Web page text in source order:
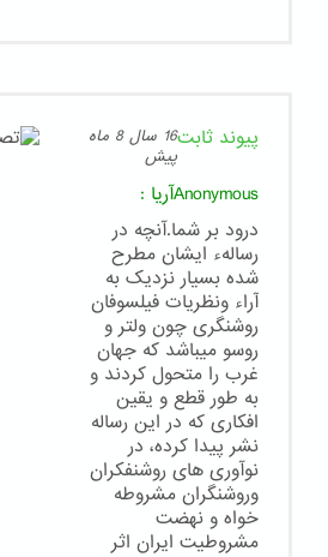
پیوند ثابت
16 سال 8 ماه
پیش
Anonymousآریا
:
درود بر شما.آنچه در
رسالهء ایشان مطرح
شده بسیار نزدیک به
آراء ونظریات فیلسوفان
روشنگری چون ولتر و
روسو میباشد که جهان
غرب را متحول کردند و
به طور قطع و یقین
افکاری که در این رساله
نشر پیدا کرده، در
نوآوری های روشنفکران
وروشنگران مشروطه
خواه و نهضت
مشروطیت ایران اثر